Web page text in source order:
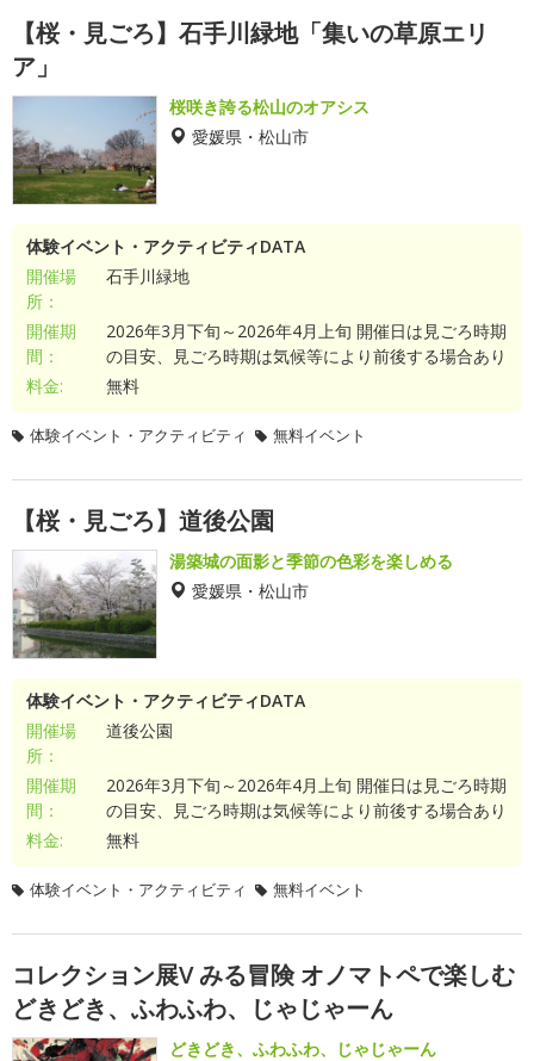
【桜・見ごろ】石手川緑地「集いの草原エリ
ア」
桜咲き誇る松山のオアシス
愛媛県・松山市
体験イベント・アクティビティDATA
開催場
所：
石手川緑地
開催期
間：
2026年3月下旬～2026年4月上旬 開催日は見ごろ時期
の目安、見ごろ時期は気候等により前後する場合あり
料金:
無料
体験イベント・アクティビティ 無料イベント
【桜・見ごろ】道後公園
湯築城の面影と季節の色彩を楽しめる
愛媛県・松山市
体験イベント・アクティビティDATA
開催場
所：
道後公園
開催期
間：
2026年3月下旬～2026年4月上旬 開催日は見ごろ時期
の目安、見ごろ時期は気候等により前後する場合あり
料金:
無料
体験イベント・アクティビティ 無料イベント
コレクション展V みる冒険 オノマトペで楽しむ
どきどき、ふわふわ、じゃじゃーん
どきどき、ふわふわ、じゃじゃーん